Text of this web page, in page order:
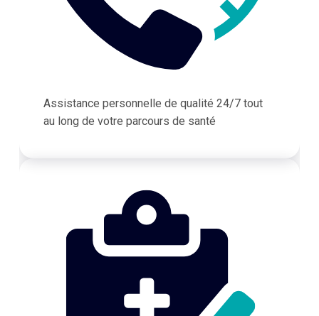
Assistance personnelle de qualité 24/7 tout
au long de votre parcours de santé